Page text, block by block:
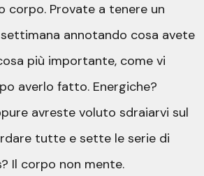
corpo. Provate a tenere un
annotando cosa avete
più importante, come vi
averlo fatto. Energiche?
avreste voluto sdraiarvi sul
tutte e sette le serie di
Il corpo non mente.